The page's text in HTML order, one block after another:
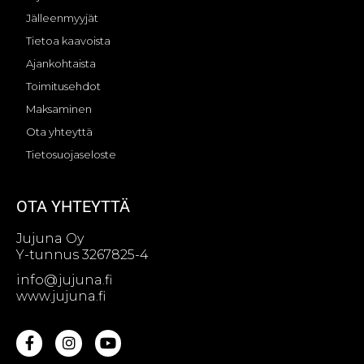
Jälleenmyyjät
Tietoa kaavoista
Ajankohtaista
Toimitusehdot
Maksaminen
Ota yhteyttä
Tietosuojaseloste
OTA YHTEYTTÄ
Jujuna Oy
Y-tunnus 3267825-4
info@jujuna.fi
www.jujuna.fi